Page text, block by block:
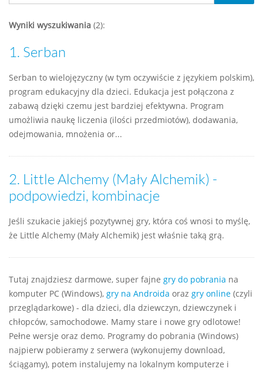
Wyniki wyszukiwania (2):
1. Serban
Serban to wielojęzyczny (w tym oczywiście z językiem polskim),
program edukacyjny dla dzieci. Edukacja jest połączona z
zabawą dzięki czemu jest bardziej efektywna. Program
umożliwia naukę liczenia (ilości przedmiotów), dodawania,
odejmowania, mnożenia or...
2. Little Alchemy (Mały Alchemik) -
podpowiedzi, kombinacje
Jeśli szukacie jakiejś pozytywnej gry, która coś wnosi to myślę,
że Little Alchemy (Mały Alchemik) jest właśnie taką grą.
Tutaj znajdziesz darmowe, super fajne gry do pobrania na
komputer PC (Windows), gry na Androida oraz gry online (czyli
przeglądarkowe) - dla dzieci, dla dziewczyn, dziewczynek i
chłopców, samochodowe. Mamy stare i nowe gry odlotowe!
Pełne wersje oraz demo. Programy do pobrania (Windows)
najpierw pobieramy z serwera (wykonujemy download,
ściągamy), potem instalujemy na lokalnym komputerze i